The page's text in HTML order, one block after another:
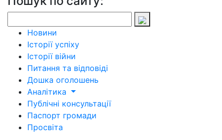
Новини
Історії успіху
Історії війни
Питання та відповіді
Дошка оголошень
Аналітика
Публічні консультації
Паспорт громади
Просвіта